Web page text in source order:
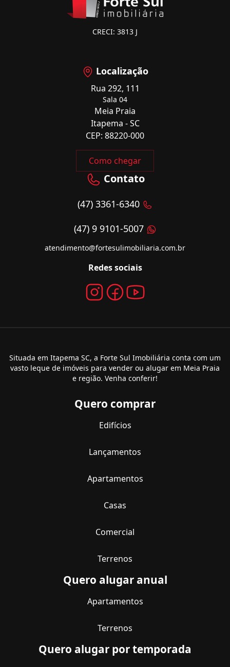
CRECI: 3813 J
Localização
Rua 292, 111
Sala 04
Meia Praia
Itapema - SC
CEP: 88220-000
Como chegar
Contato
(47) 3361-6340
(47) 9 9101-5007
atendimento@fortesulimobiliaria.com.br
Redes sociais
Situada em Itapema SC, a Forte Sul Imobiliária conta com um
vasto leque de imóveis para vender ou alugar em Meia Praia
e região. Venha conferir!
Quero comprar
Edifícios
Lançamentos
Apartamentos
Casas
Comercial
Terrenos
Quero alugar anual
Apartamentos
Terrenos
Quero alugar por temporada